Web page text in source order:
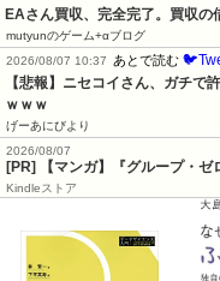
EAさん買収、完全完了。買収の
mutyunのゲーム+αブログ
2026/08/07 10:37
あとで読む
【悲報】ニセコイさん、ガチで
ｗｗｗ
げーあにびより
2026/08/07
[PR] 【マンガ】『グループ・ゼ
Kindleストア